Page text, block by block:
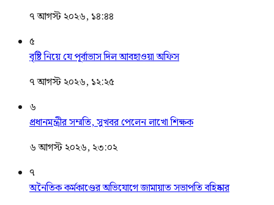
৭ আগস্ট ২০২৬, ১৪:৪৪
৫
বৃষ্টি নিয়ে যে পূর্বাভাস দিল আবহাওয়া অফিস
৭ আগস্ট ২০২৬, ১২:২৫
৬
প্রধানমন্ত্রীর সম্মতি, সুখবর পেলেন লাখো শিক্ষক
৬ আগস্ট ২০২৬, ২৩:০২
৭
অনৈতিক কর্মকাণ্ডের অভিযোগে জামায়াত সভাপতি বহিষ্কার